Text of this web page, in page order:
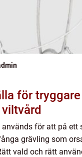
för
för att på ett
grävling som
vald och rätt